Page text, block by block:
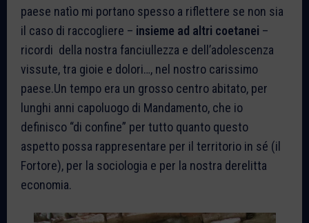
paese natìo mi portano spesso a riflettere se non sia
il caso di raccogliere – insieme ad altri coetanei –
ricordi della nostra fanciullezza e dell’adolescenza
vissute, tra gioie e dolori…, nel nostro carissimo
paese.Un tempo era un grosso centro abitato, per
lunghi anni capoluogo di Mandamento, che io
definisco “di confine” per tutto quanto questo
aspetto possa rappresentare per il territorio in sé (il
Fortore), per la sociologia e per la nostra derelitta
economia.